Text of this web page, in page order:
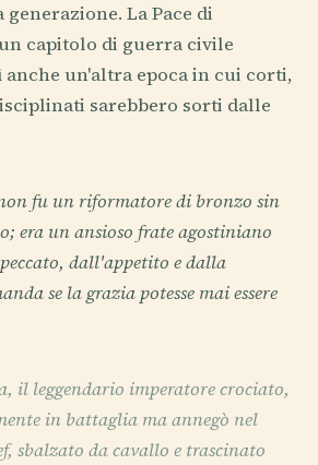
La Pace di
capitolo di guerra civile
un'altra epoca in cui corti,
sarebbero sorti dalle
fu un riformatore di bronzo sin
era un ansioso frate agostiniano
dall'appetito e dalla
se la grazia potesse mai essere
il leggendario imperatore crociato,
in battaglia ma annegò nel
sbalzato da cavallo e trascinato